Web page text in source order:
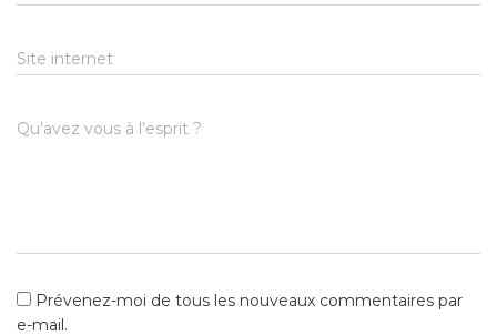
Site internet
Qu’avez vous à l’esprit ?
Prévenez-moi de tous les nouveaux commentaires par
e-mail.